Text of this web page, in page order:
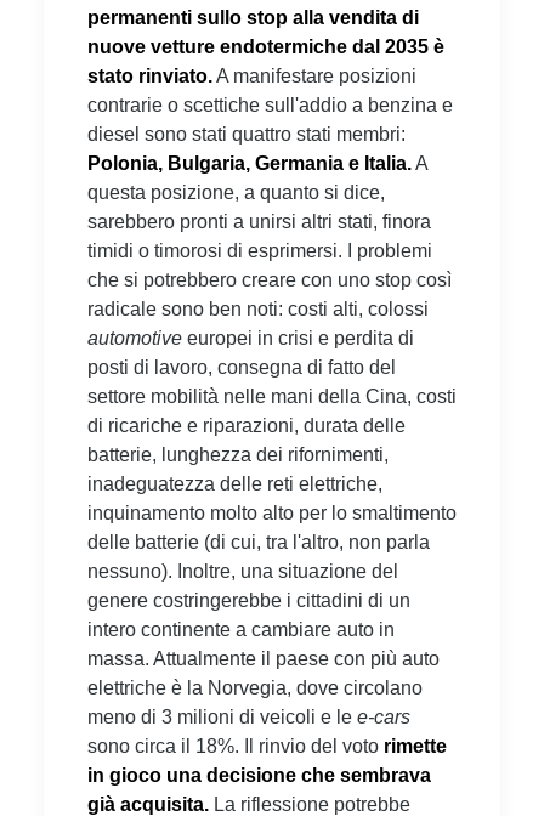
permanenti sullo stop alla vendita di
nuove vetture endotermiche dal 2035 è
stato rinviato.A manifestare posizioni
contrarie o scettiche sull'addio a benzina e
diesel sono stati quattro stati membri:
Polonia, Bulgaria, Germania e Italia.A
questa posizione, a quanto si dice,
sarebbero pronti a unirsi altri stati, finora
timidi o timorosi di esprimersi. I problemi
che si potrebbero creare con uno stop così
radicale sono ben noti: costi alti, colossi
automotive europei in crisi e perdita di
posti di lavoro, consegna di fatto del
settore mobilità nelle mani della Cina, costi
di ricariche e riparazioni, durata delle
batterie, lunghezza dei rifornimenti,
inadeguatezza delle reti elettriche,
inquinamento molto alto per lo smaltimento
delle batterie (di cui, tra l'altro, non parla
nessuno). Inoltre, una situazione del
genere costringerebbe i cittadini di un
intero continente a cambiare auto in
massa. Attualmente il paese con più auto
elettriche è la Norvegia, dove circolano
meno di 3 milioni di veicoli e le e-cars
sono circa il 18%. Il rinvio del voto rimette
in gioco una decisione che sembrava
già acquisita. La riflessione potrebbe